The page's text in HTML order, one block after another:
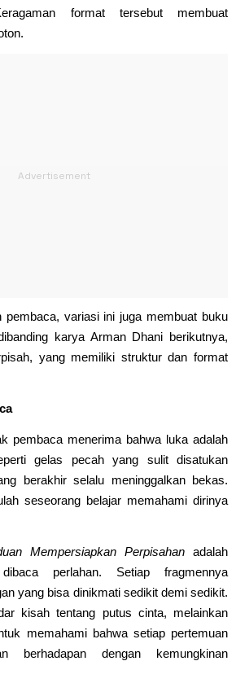
format tersebut membuat
pembaca, variasi ini juga membuat buku
karya Arman Dhani berikutnya,
yang memiliki struktur dan format
pembaca menerima bahwa luka adalah
gelas pecah yang sulit disatukan
berakhir selalu meninggalkan bekas.
seseorang belajar memahami dirinya
Mempersiapkan Perpisahan adalah
perlahan. Setiap fragmennya
yang bisa dinikmati sedikit demi sedikit.
kisah tentang putus cinta, melainkan
memahami bahwa setiap pertemuan
berhadapan dengan kemungkinan